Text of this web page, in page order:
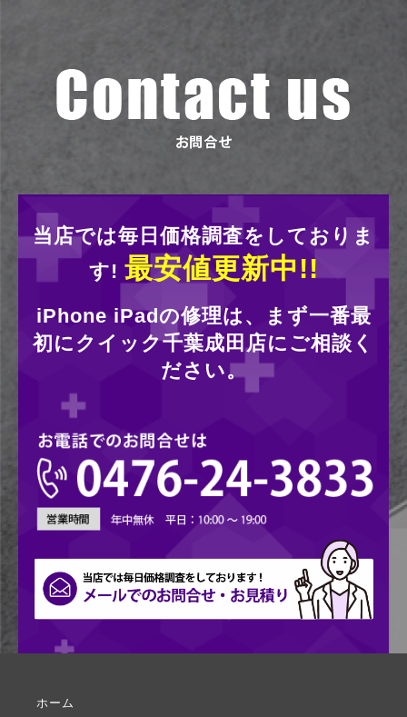
当店では毎日価格調査をしておりま
す! 最安値更新中!!
iPhone iPadの修理は、まず一番最
初にクイック千葉成田店にご相談く
ださい。
ホーム